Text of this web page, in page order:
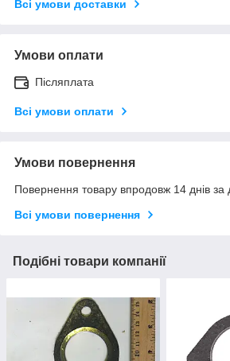
Всі умови доставки
Умови оплати
Післяплата
Всі умови оплати
Умови повернення
Повернення товару впродовж 14 днів за
Всі умови повернення
Подібні товари компанії